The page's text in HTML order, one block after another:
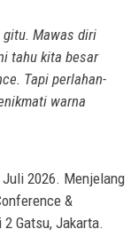
gitu. Mawas diri
tahu kita besar
Tapi perlahan-
warna
2026. Menjelang
&
Gatsu, Jakarta.